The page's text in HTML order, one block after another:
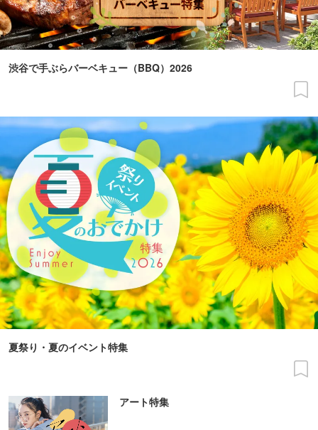
渋谷で手ぶらバーベキュー（BBQ）2026
夏祭り・夏のイベント特集
アート特集